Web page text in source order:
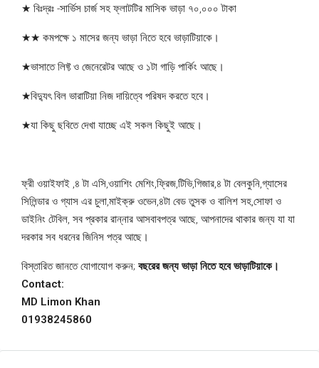
★ বিঃদ্রঃ -সার্ভিস চার্জ সহ ফ্লাটটির মাসিক ভাড়া ৭০,০০০ টাকা
★★ কমপক্ষে ১ মাসের জন্য ভাড়া নিতে হবে ভাড়াটিয়াকে।
★ভাসাতে লিফ্ট ও জেনেরেটর আছে ও ১টা গাড়ি পার্কিং আছে।
★বিদ্যুৎ বিল ভারাটিয়া নিজ দায়িত্বে পরিষদ করতে হবে।
★যা কিছু ছবিতে দেখা যাচ্ছে এই সকল কিছুই আছে।
ফ্রী ওয়াইফাই ,৪ টা এসি,ওয়াশিং মেশিং,ফ্রিজ,টিভি,গিজার,৪ টা বেলকুনি,গ্যাসের
সিলিন্ডার ও গ্যাস এর চুলা,মাইক্রু ওভেন,৪টা বেড তুসক ও বালিশ সহ,সোফা ও
ডাইনিং টেবিল, সব প্রকার রান্নার আসবাবপত্র আছে, আপনাদের থাকার জন্য যা যা
দরকার সব ধরনের জিনিস পত্র আছে।
বিস্তারিত জানতে যোগাযোগ করুন; বছরের জন্য ভাড়া নিতে হবে ভাড়াটিয়াকে।
Contact:
MD Limon Khan
01938245860